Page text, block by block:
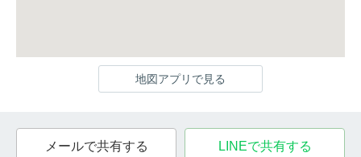
地図アプリで見る
メールで共有する LINEで共有する